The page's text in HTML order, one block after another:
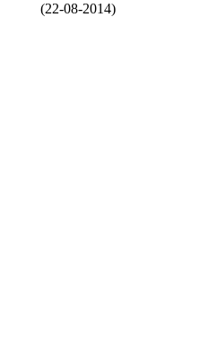
(22-08-2014)